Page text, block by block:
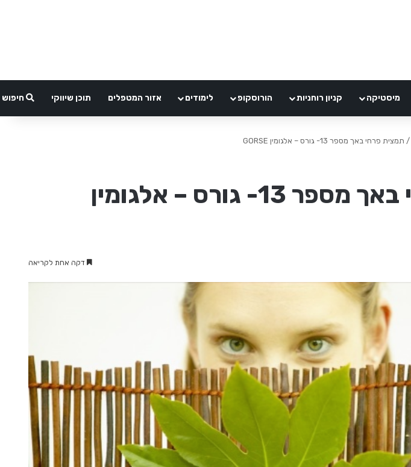
מיסטיקה קניון רוחניות הורוסקופ לימודים אזור המטפלים תוכן שיווקי חיפוש
/ תמצית פרחי באך מספר 13- גורס – אלגומין GORSE
תמצית פרחי באך מספר 13- גורס – אלגומין
דקה אחת לקריאה